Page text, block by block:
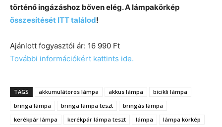
történő ingázáshoz bőven elég. A lámpakörkép
összesítését ITT találod!
Ajánlott fogyasztói ár: 16 990 Ft
További információkért kattints ide.
TAGS akkumulátoros lámpa akkus lámpa
bicikli lámpa
bringa lámpa
bringa lámpa teszt
bringás lámpa
kerékpár lámpa
kerékpár lámpa teszt lámpa
lámpa körkép